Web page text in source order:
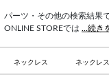
パーツ・その他の検索結果
ONLINE STOREでは ...続き
ネックレス ネックレ